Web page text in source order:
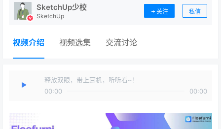
SketchUp少校
SketchUp
关注 私信
视频介绍 视频选集 交流讨论
释放双眼，带上耳机，听听看~！
00:00
00:00